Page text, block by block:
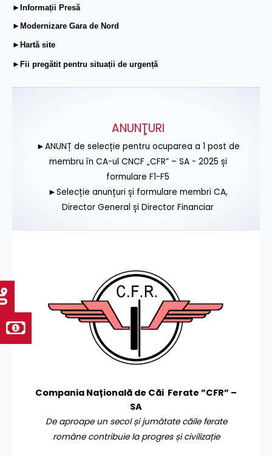
►Informații Presă
►Modernizare Gara de Nord
►Hartă site
►Fii pregătit pentru situații de urgență
ANUNŢURI
►ANUNȚ de selecție pentru ocuparea a 1 post de
membru în CA-ul CNCF „CFR” – SA - 2025 și
formulare F1-F5
►Selecție anunțuri și formulare membri CA,
Director General și Director Financiar
Compania Națională de Căi Ferate ”CFR” –
SA
De aproape un secol și jumătate căile ferate
române contribuie la progres și civilizație